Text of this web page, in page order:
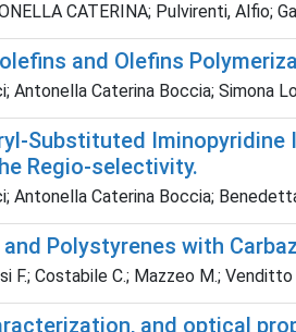
CATERINA; Pulvirenti, Alfio;
and Olefins
Antonella Caterina Boccia; Simona
Substituted
Regio-selectivity.
Antonella Caterina Boccia;
Polystyrenes with
F.; Costabile C.; Mazzeo M.;
and optical